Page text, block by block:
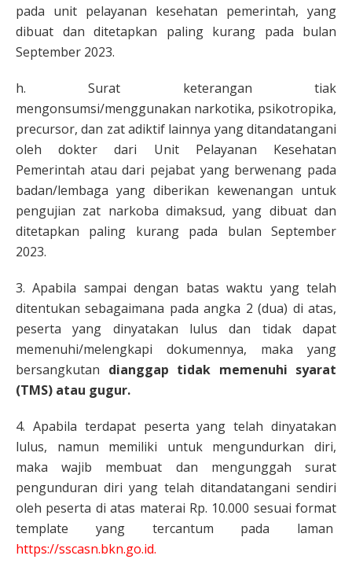
pada unit pelayanan kesehatan pemerintah, yang
dibuat dan ditetapkan paling kurang pada bulan
September 2023.
h. Surat keterangan tiak
mengonsumsi/menggunakan narkotika, psikotropika,
precursor, dan zat adiktif lainnya yang ditandatangani
oleh dokter dari Unit Pelayanan Kesehatan
Pemerintah atau dari pejabat yang berwenang pada
badan/lembaga yang diberikan kewenangan untuk
pengujian zat narkoba dimaksud, yang dibuat dan
ditetapkan paling kurang pada bulan September
2023.
3. Apabila sampai dengan batas waktu yang telah
ditentukan sebagaimana pada angka 2 (dua) di atas,
peserta yang dinyatakan lulus dan tidak dapat
memenuhi/melengkapi dokumennya, maka yang
bersangkutan dianggap tidak memenuhi syarat
(TMS) atau gugur.
4. Apabila terdapat peserta yang telah dinyatakan
lulus, namun memiliki untuk mengundurkan diri,
maka wajib membuat dan mengunggah surat
pengunduran diri yang telah ditandatangani sendiri
oleh peserta di atas materai Rp. 10.000 sesuai format
template yang tercantum pada laman
https://sscasn.bkn.go.id.